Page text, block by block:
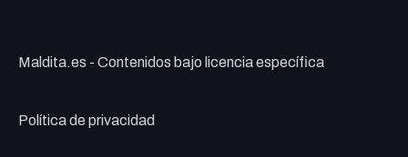
Maldita.es - Contenidos bajo licencia específica
Política de privacidad